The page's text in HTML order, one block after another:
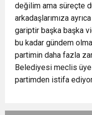
değilim ama süreçte
arkadaşlarımıza
gariptir başka başka
bu kadar gündem
partimin daha fazla
Belediyesi meclis
partimden istifa